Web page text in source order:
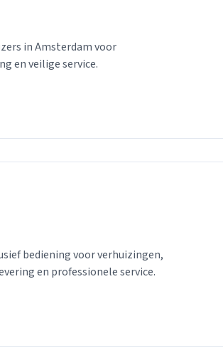
in Amsterdam voor
en veilige service.
bediening voor verhuizingen,
en professionele service.